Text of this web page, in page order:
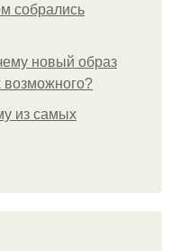
собрались
новый образ
из самых